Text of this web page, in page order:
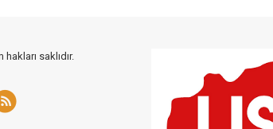
saklıdır.